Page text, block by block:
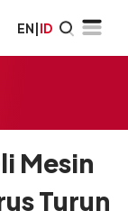
EN|ID
Mesin
Turun